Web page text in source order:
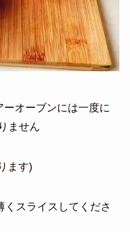
オーブンには一度に
ません
ます)
くスライスしてくださ